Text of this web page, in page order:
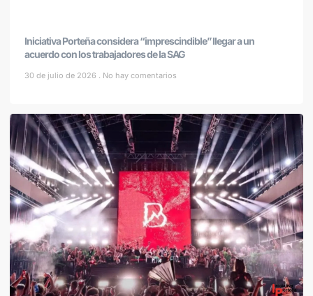
Iniciativa Porteña considera “imprescindible” llegar a un
acuerdo con los trabajadores de la SAG
30 de julio de 2026 No hay comentarios